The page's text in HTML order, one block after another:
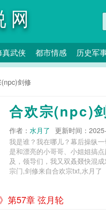
网
真武侠 都市情感 历史军
剑修
合欢宗(npc)
作者： 水月了 更新时间：
我是谁？我在哪儿？幕后操纵
是和漂亮的小哥哥、小姐姐搞
及，领导们，我又双叒叕快混成对面老大了，到底什么时候
宗门,剑修来自合欢宗txt,水月了
第57章 弦月轮